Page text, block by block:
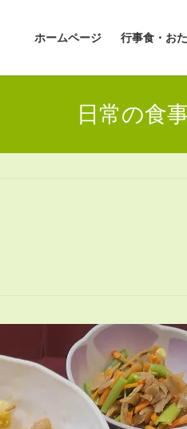
ホームページ 行事食・お
日常の食